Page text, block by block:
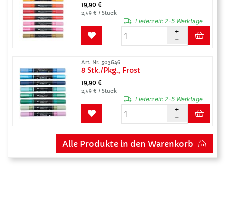
19,90 €
2,49 € / Stück
Lieferzeit:2-5 Werktage
Art. Nr. 503646
8 Stk./Pkg., Frost
19,90 €
2,49 € / Stück
Lieferzeit:2-5 Werktage
Alle Produkte in den Warenkorb